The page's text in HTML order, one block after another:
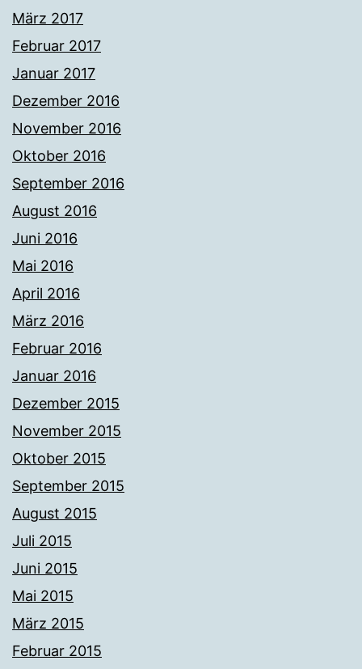
März 2017
Februar 2017
Januar 2017
Dezember 2016
November 2016
Oktober 2016
September 2016
August 2016
Juni 2016
Mai 2016
April 2016
März 2016
Februar 2016
Januar 2016
Dezember 2015
November 2015
Oktober 2015
September 2015
August 2015
Juli 2015
Juni 2015
Mai 2015
März 2015
Februar 2015